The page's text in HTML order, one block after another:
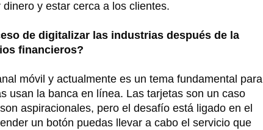
y estar cerca a los clientes.
de digitalizar las industrias después de la
financieros?
móvil y actualmente es un tema fundamental para
usan la banca en línea. Las tarjetas son un caso
aspiracionales, pero el desafío está ligado en el
un botón puedas llevar a cabo el servicio que